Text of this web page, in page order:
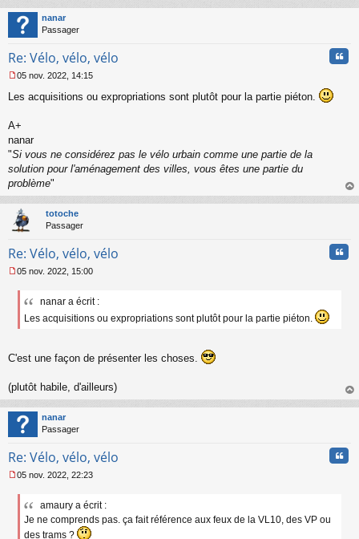
a
g
e
o
l
au
nanar
Passager
Re: Vélo, vélo, vélo
e
g
e
n
o
l
u
05 nov. 2022, 14:15
Les acquisitions ou expropriations sont plutôt pour la partie piéton.
A+
nanar
"Si vous ne considérez pas le vélo urbain comme une partie de la
solution pour l'aménagement des villes, vous êtes une partie du
problème"
au
totoche
Passager
Re: Vélo, vélo, vélo
e
a
n
n
l
u
05 nov. 2022, 15:00
nanar a écrit :
Les acquisitions ou expropriations sont plutôt pour la partie piéton.
C'est une façon de présenter les choses.
(plutôt habile, d'ailleurs)
au
nanar
Passager
Re: Vélo, vélo, vélo
e
05 nov. 2022, 22:23
amaury a écrit :
Je ne comprends pas. ça fait référence aux feux de la VL10, des VP ou
des trams ?